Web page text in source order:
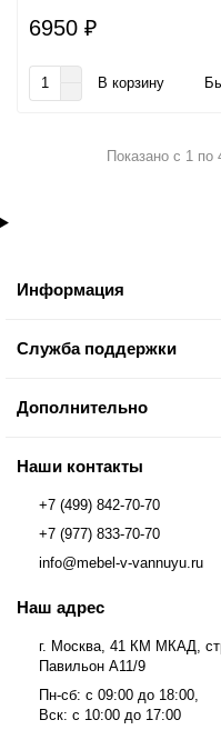
6950 ₽
В корзину
Показано с 1 по
Информация
Служба поддержки
Дополнительно
Наши контакты
+7 (499) 842-70-70
+7 (977) 833-70-70
info@mebel-v-vannuyu.ru
Наш адрес
г. Москва, 41 КМ МКАД,
Павильон А11/9
Пн-сб: с 09:00 до 18:00,
Вск: с 10:00 до 17:00